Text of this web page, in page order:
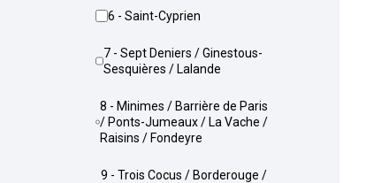
6 - Saint-Cyprien
7 - Sept Deniers / Ginestous-
Sesquières / Lalande
8 - Minimes / Barrière de Paris
/ Ponts-Jumeaux / La Vache /
Raisins / Fondeyre
9 - Trois Cocus / Borderouge /